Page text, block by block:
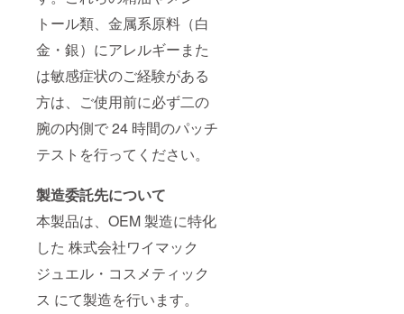
トール類、金属系原料（白
金・銀）にアレルギーまた
は敏感症状のご経験がある
方は、ご使用前に必ず二の
腕の内側で 24 時間のパッチ
テストを行ってください。
製造委託先について
本製品は、OEM 製造に特化
した 株式会社ワイマック
ジュエル・コスメティック
ス にて製造を行います。